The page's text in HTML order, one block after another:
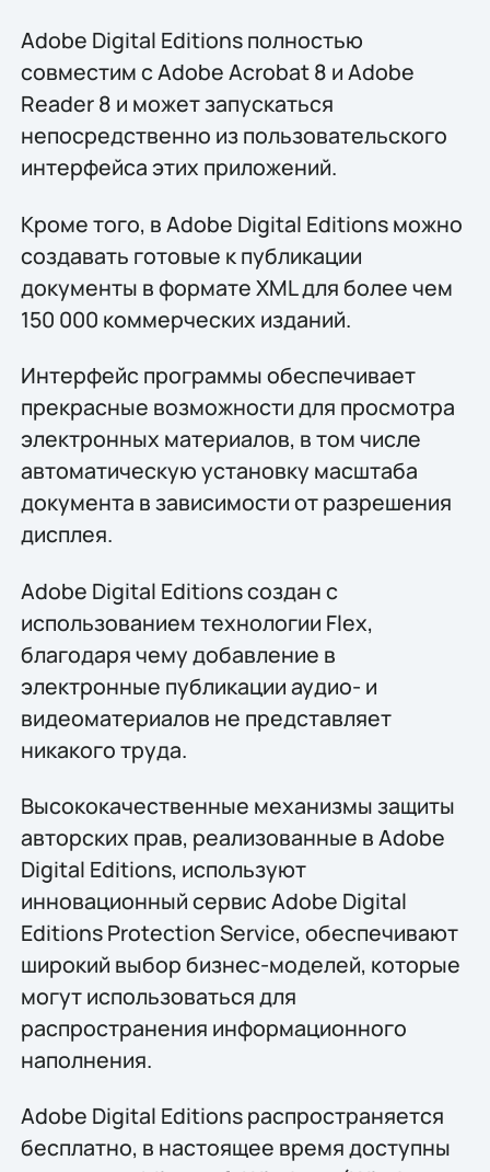
Adobe Digital Editions полностью
совместим с Adobe Acrobat 8 и Adobe
Reader 8 и может запускаться
непосредственно из пользовательского
интерфейса этих приложений.
Кроме того, в Adobe Digital Editions можно
создавать готовые к публикации
документы в формате XML для более чем
150 000 коммерческих изданий.
Интерфейс программы обеспечивает
прекрасные возможности для просмотра
электронных материалов, в том числе
автоматическую установку масштаба
документа в зависимости от разрешения
дисплея.
Adobe Digital Editions создан с
использованием технологии Flex,
благодаря чему добавление в
электронные публикации аудио- и
видеоматериалов не представляет
никакого труда.
Высококачественные механизмы защиты
авторских прав, реализованные в Adobe
Digital Editions, используют
инновационный сервис Adobe Digital
Editions Protection Service, обеспечивают
широкий выбор бизнес-моделей, которые
могут использоваться для
распространения информационного
наполнения.
Adobe Digital Editions распространяется
бесплатно, в настоящее время доступны